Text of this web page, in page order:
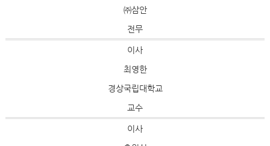
㈜삼안
전무
이사
최영한
경상국립대학교
교수
이사